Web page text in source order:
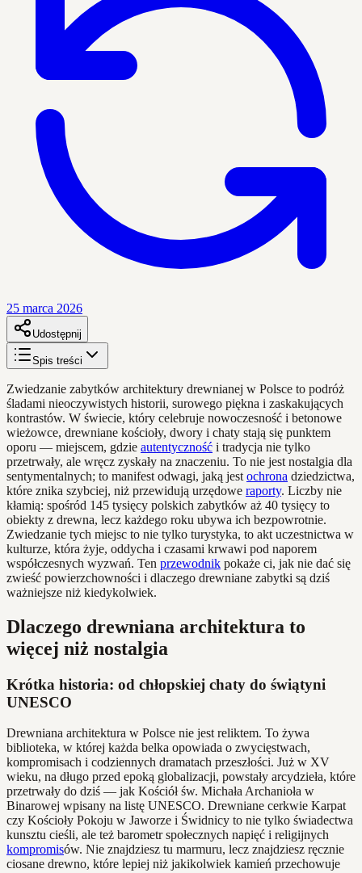
25 marca 2026
Udostępnij
Spis treści
Zwiedzanie zabytków architektury drewnianej w Polsce to podróż
śladami nieoczywistych historii, surowego piękna i zaskakujących
kontrastów. W świecie, który celebruje nowoczesność i betonowe
wieżowce, drewniane kościoły, dwory i chaty stają się punktem
oporu — miejscem, gdzie autentyczność i tradycja nie tylko
przetrwały, ale wręcz zyskały na znaczeniu. To nie jest nostalgia dla
sentymentalnych; to manifest odwagi, jaką jest ochrona dziedzictwa,
które znika szybciej, niż przewidują urzędowe raporty. Liczby nie
kłamią: spośród 145 tysięcy polskich zabytków aż 40 tysięcy to
obiekty z drewna, lecz każdego roku ubywa ich bezpowrotnie.
Zwiedzanie tych miejsc to nie tylko turystyka, to akt uczestnictwa w
kulturze, która żyje, oddycha i czasami krwawi pod naporem
współczesnych wyzwań. Ten przewodnik pokaże ci, jak nie dać się
zwieść powierzchowności i dlaczego drewniane zabytki są dziś
ważniejsze niż kiedykolwiek.
Dlaczego drewniana architektura to
więcej niż nostalgia
Krótka historia: od chłopskiej chaty do świątyni
UNESCO
Drewniana architektura w Polsce nie jest reliktem. To żywa
biblioteka, w której każda belka opowiada o zwycięstwach,
kompromisach i codziennych dramatach przeszłości. Już w XV
wieku, na długo przed epoką globalizacji, powstały arcydzieła, które
przetrwały do dziś — jak Kościół św. Michała Archanioła w
Binarowej wpisany na listę UNESCO. Drewniane cerkwie Karpat
czy Kościoły Pokoju w Jaworze i Świdnicy to nie tylko świadectwa
kunsztu cieśli, ale też barometr społecznych napięć i religijnych
kompromisów. Nie znajdziesz tu marmuru, lecz znajdziesz ręcznie
ciosane drewno, które lepiej niż jakikolwiek kamień przechowuje